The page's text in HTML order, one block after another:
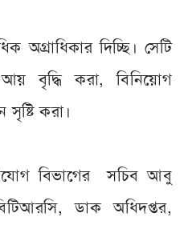
অগ্রাধিকার দিচ্ছি। সেটি
বৃদ্ধি করা, বিনিয়োগ
সৃষ্টি করা।
বিভাগের সচিব আবু
ডাক অধিদপ্তর,